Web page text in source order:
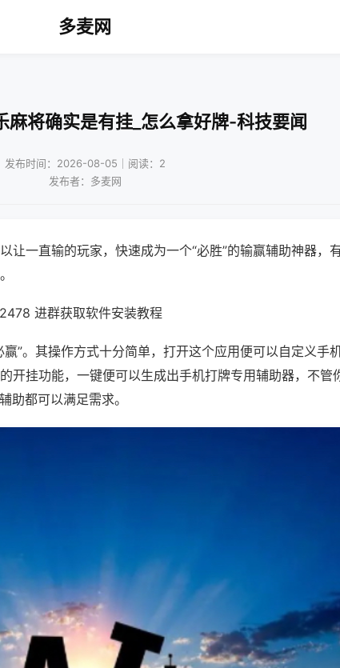
多麦网
麻将确实是有挂_怎么拿好牌-科技要闻
发布时间：2026-08-05｜阅读：2
发布者：多麦网
让一直输的玩家，快速成为一个“必胜”的输赢辅助神器，
进群获取软件安装教程
”。其操作方式十分简单，打开这个应用便可以自定义手
开挂功能，一键便可以生成出手机打牌专用辅助器，不管
助都可以满足需求。